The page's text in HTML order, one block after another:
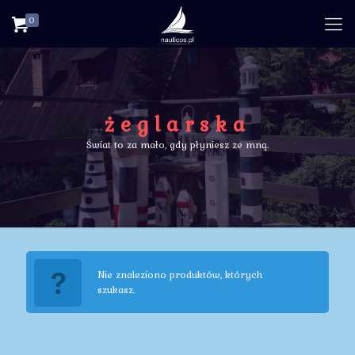
0
żeglarska
Świat to za mało, gdy płyniesz ze mną.
Nie znaleziono produktów, których
szukasz.